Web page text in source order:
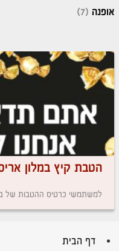
אופנה (7)
הטבת קיץ במלון
למשתמשי כרטיס ההטבות של
דף הבית